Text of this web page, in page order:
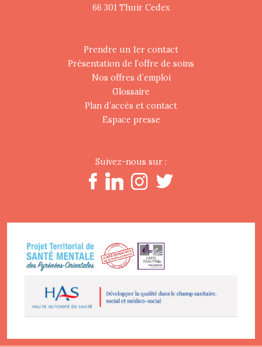
66 301 Thuir Cedex
Prendre un 1er contact
Présentation de l’offre de soins
Nos offres d’emploi
Glossaire
Plan d’accès et contact
Espace presse
Suivez-nous sur :